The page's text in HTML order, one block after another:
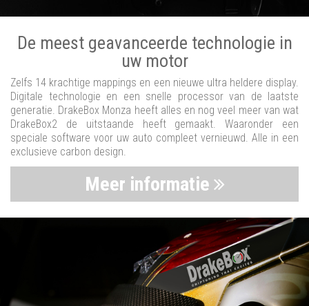
De meest geavanceerde technologie in
uw motor
Zelfs 14 krachtige mappings en een nieuwe ultra heldere display.
Digitale technologie en een snelle processor van de laatste
generatie. DrakeBox Monza heeft alles en nog veel meer van wat
DrakeBox2 de uitstaande heeft gemaakt. Waaronder een
speciale software voor uw auto compleet vernieuwd. Alle in een
exclusieve carbon design.
Meer informatie